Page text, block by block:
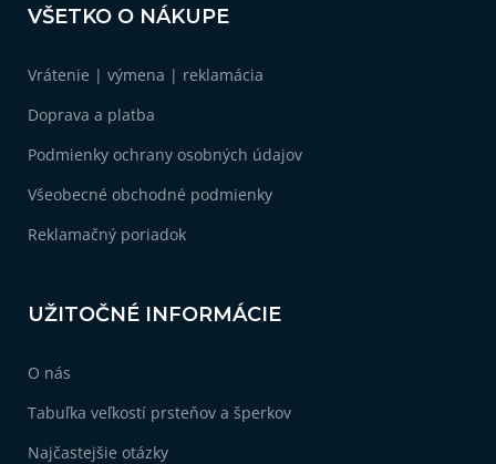
Darček pre asistentku 1
Originálny darček pre priateľku
Darček pre priateľku 1
VŠETKO O NÁKUPE
Vrátenie | výmena | reklamácia
Doprava a platba
Podmienky ochrany osobných údajov
Všeobecné obchodné podmienky
Reklamačný poriadok
UŽITOČNÉ INFORMÁCIE
O nás
Tabuľka veľkostí prsteňov a šperkov
Najčastejšie otázky